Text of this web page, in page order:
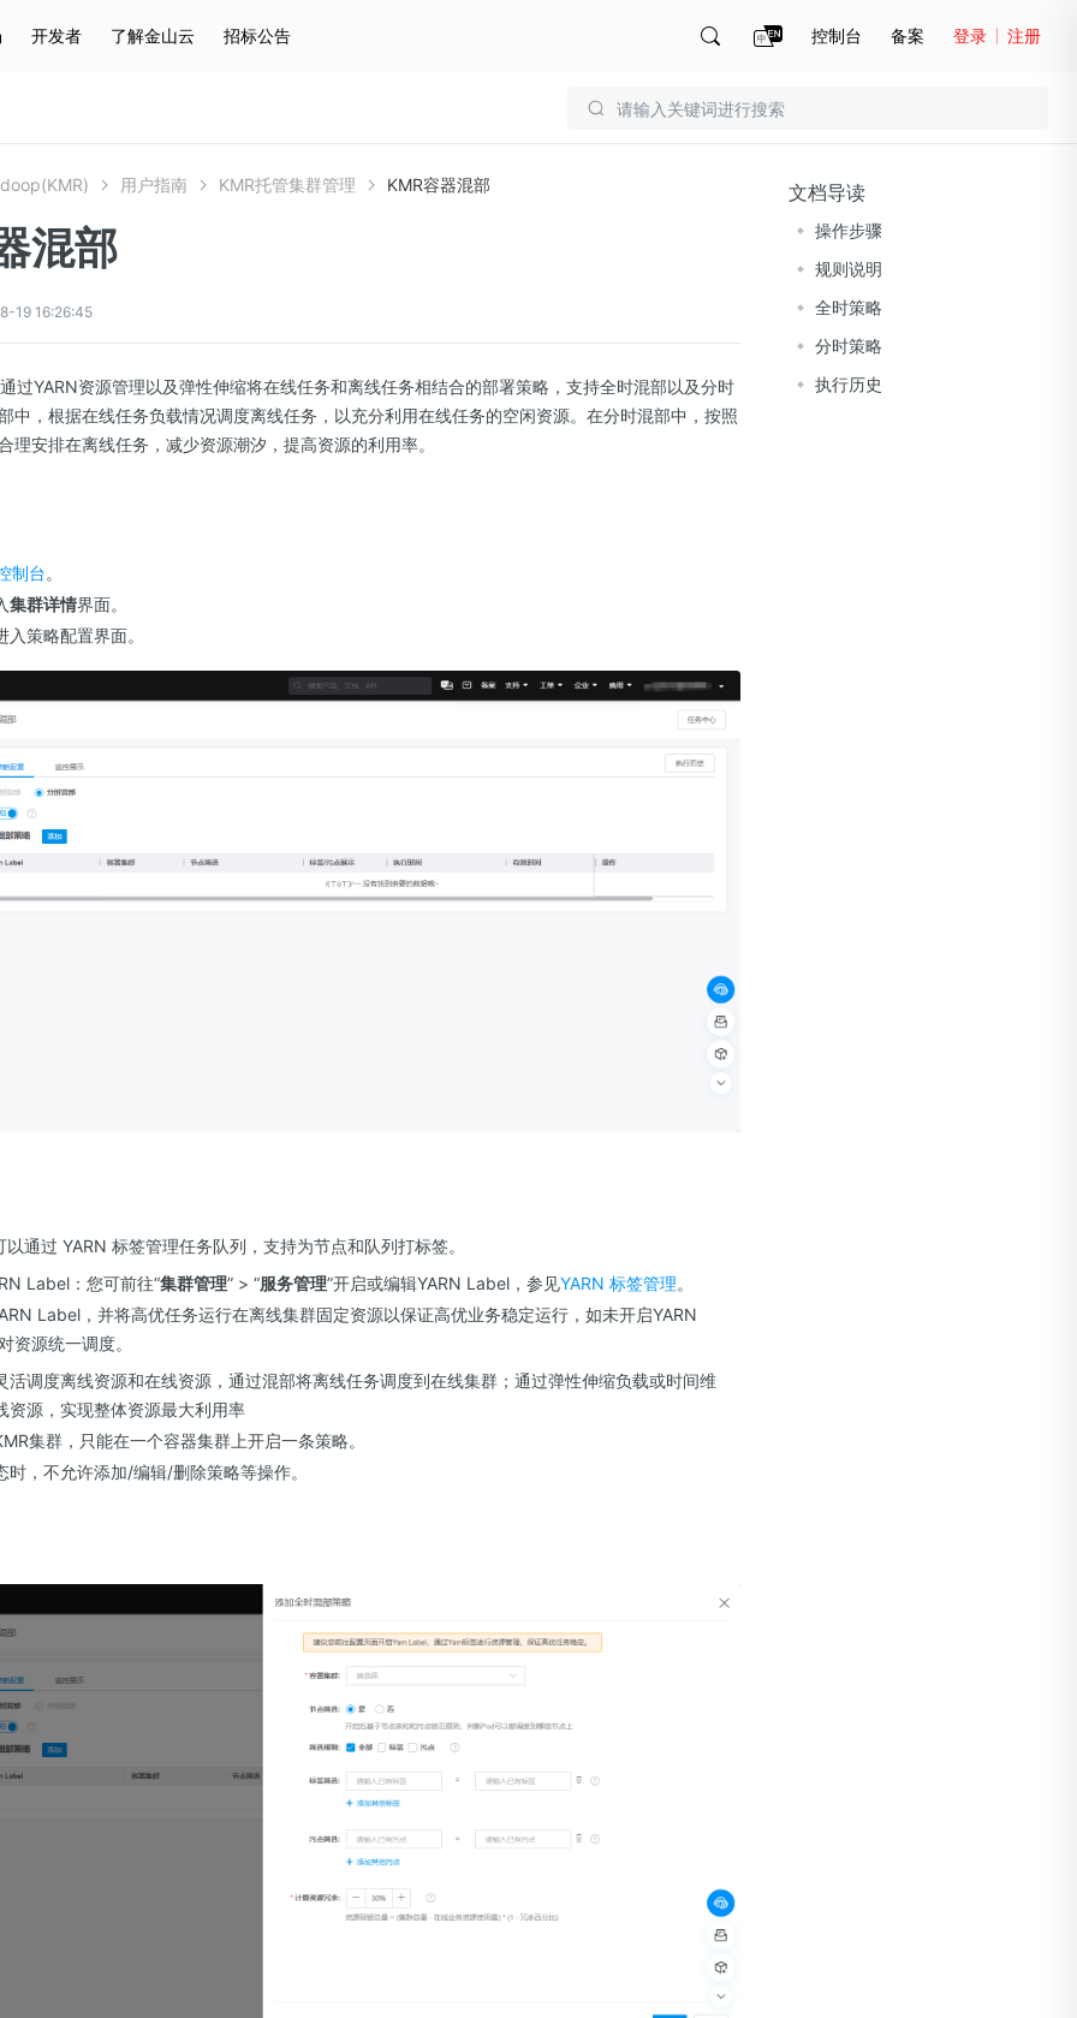
开发者 了解金山云 招标公告 控制台 备案 登录 注册
用户指南 KMR托管集群管理 KMR容器混部
混部
19 16:26:45
过YARN资源管理以及弹性伸缩将在线任务和离线任务相结合的部署策略，支持全时混部以及分时
中，根据在线任务负载情况调度离线任务，以充分利用在线任务的空闲资源。在分时混部中，按照
理安排在离线任务，减少资源潮汐，提高资源的利用率。
制台。
集群详情界面。
入策略配置界面。
通过 YARN 标签管理任务队列，支持为节点和队列打标签。
Label：您可前往“集群管理” > “服务管理”开启或编辑YARN Label，参见YARN 标签管理。
Label，并将高优任务运行在离线集群固定资源以保证高优业务稳定运行，如未开启YARN
资源统一调度。
活调度离线资源和在线资源，通过混部将离线任务调度到在线集群；通过弹性伸缩负载或时间维
资源，实现整体资源最大利用率
集群，只能在一个容器集群上开启一条策略。
时，不允许添加/编辑/删除策略等操作。
文档导读
操作步骤
规则说明
全时策略
分时策略
执行历史